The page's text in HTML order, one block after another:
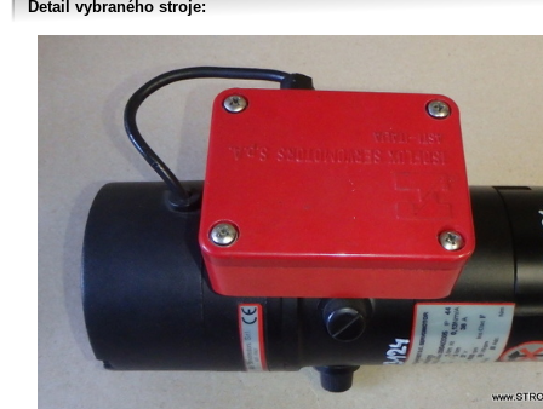
Detail vybraného stroje: